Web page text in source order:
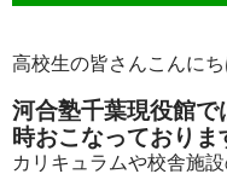
高校生の皆さんこんにち
河合塾千葉現役館
時おこなっておりま
カリキュラムや校舎施